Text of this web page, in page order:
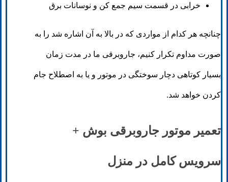
خرابی در قسمت سیم جمع کن و نوسانات برق
چنانچه هر کدام از مواردی که در بالا به آن اشاره شد را به
صورت مداوم تکرار کنیم، جاروبرقی ما در مدت زمان
بسیار کوتاهی دچار سوختگی در موتور و یا به اصطلاح جام
کردن خواهد شد.
تعمیر موتور جاروبرقی بوش +
سرویس کامل در منزل